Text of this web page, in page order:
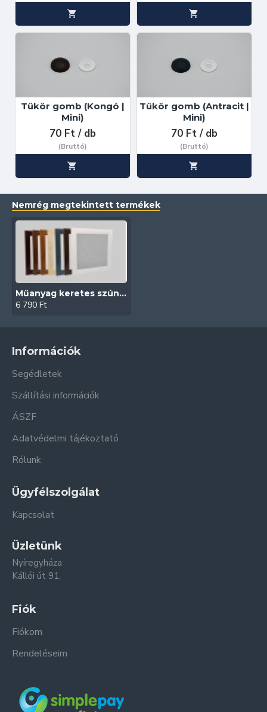
Tükör gomb (Kongó |
Mini)
70 Ft / db
(Bruttó)
Tükör gomb (Antracit |
Mini)
70 Ft / db
(Bruttó)
Nemrég megtekintett termékek
Műanyag keretes szúnyogháló szett
6 790 Ft
Információk
Segédletek
Szállítási információk
ÁSZF
Adatvédelmi tájékoztató
Rólunk
Ügyfélszolgálat
Kapcsolat
Üzletünk
Nyíregyháza
Kállói út 91.
Fiók
Fiókom
Rendeléseim